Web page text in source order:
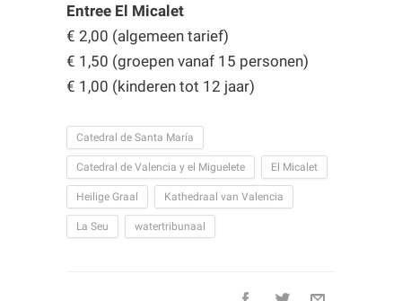
Entree El Micalet
€ 2,00 (algemeen tarief)
€ 1,50 (groepen vanaf 15 personen)
€ 1,00 (kinderen tot 12 jaar)
Catedral de Santa María
Catedral de Valencia y el Miguelete El Micalet
Heilige Graal Kathedraal van Valencia
La Seu watertribunaal